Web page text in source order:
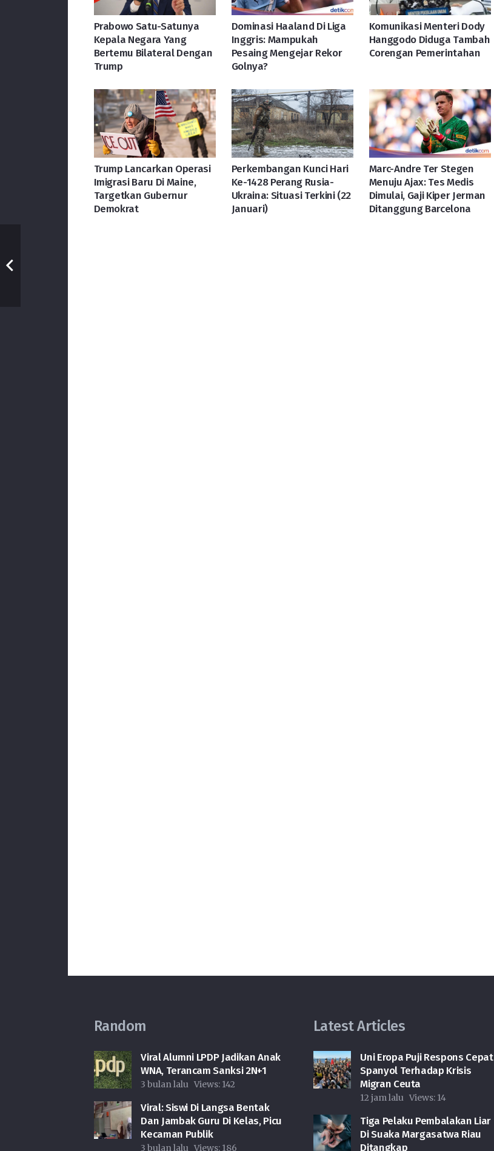
Prabowo Satu-Satunya
Kepala Negara Yang
Bertemu Bilateral Dengan
Trump
Dominasi Haaland Di Liga
Inggris: Mampukah
Pesaing Mengejar Rekor
Golnya?
Komunikasi Menteri Dody
Hanggodo Diduga Tambah
Corengan Pemerintahan
Trump Lancarkan Operasi
Imigrasi Baru Di Maine,
Targetkan Gubernur
Demokrat
Perkembangan Kunci Hari
Ke-1428 Perang Rusia-
Ukraina: Situasi Terkini (22
Januari)
Marc-Andre Ter Stegen
Menuju Ajax: Tes Medis
Dimulai, Gaji Kiper Jerman
Ditanggung Barcelona
Random
Viral Alumni LPDP Jadikan Anak
WNA, Terancam Sanksi 2N+1
3 bulan lalu Views: 142
Viral: Siswi Di Langsa Bentak
Dan Jambak Guru Di Kelas, Picu
Kecaman Publik
3 bulan lalu Views: 186
Latest Articles
Uni Eropa Puji Respons Cepat
Spanyol Terhadap Krisis
Migran Ceuta
12 jam lalu Views: 14
Tiga Pelaku Pembalakan Liar
Di Suaka Margasatwa Riau
Ditangkap